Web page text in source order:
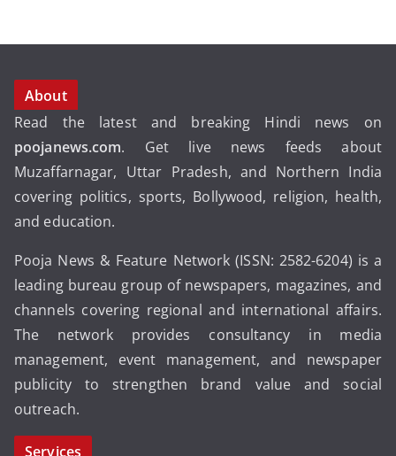
About
Read the latest and breaking Hindi news on
poojanews.com. Get live news feeds about
Muzaffarnagar, Uttar Pradesh, and Northern India
covering politics, sports, Bollywood, religion, health,
and education.
Pooja News & Feature Network (ISSN: 2582-6204) is a
leading bureau group of newspapers, magazines, and
channels covering regional and international affairs.
The network provides consultancy in media
management, event management, and newspaper
publicity to strengthen brand value and social
outreach.
Services